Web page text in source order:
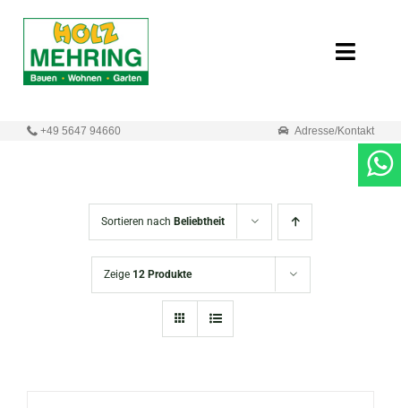
springen
Toggle
+49 5647 94660 Adresse/Kontakt
Sortieren nach Beliebtheit
Zeige 12 Produkte